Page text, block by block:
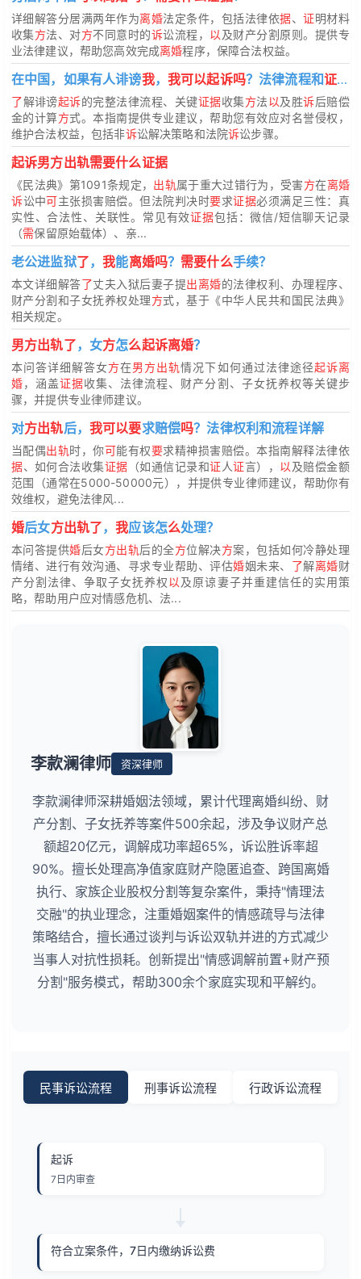
详细解答分居满两年作为离婚法定条件，包括法律依据、证明材料
收集方法、对方不同意时的诉讼流程， 以 及财产分割原则。提供专
业法律建议，帮助您高效完成离婚程序，保障合法权益。
在中国，如果有人诽谤我， 我可以起诉吗？法律流程和证据要
了解诽谤起诉的完整法律流程、关键证据收集方法以及胜诉后赔偿
金的计算方式。本指南提供专业建议，帮助您有效应对名誉侵权，
维护合法权益，包括非诉讼解决策略和法院诉讼步骤。
起诉男方出轨需要什么证据
《民法典》第1091条规定， 出轨属于重大过错行为，受害方在离婚
诉讼中可主张损害赔偿。但法院判决时要求证据必须满足三性：真
实性、合法性、关联性。常见有效证据包括：微信/短信聊天记录
（需保留原始载体）、亲...
老公进监狱了，我能离婚吗？ 需要什么手续？
本文详细解答了丈夫入狱后妻子提出离婚的法律权利、办理程序、
财产分割和子女抚养权处理方式，基于《中华人民共和国民法典》
相关规定。
男方出轨了，女方怎么起诉离婚？
本问答详细解答女方在男方出轨情况下如何通过法律途径起诉离
婚，涵盖证据收集、法律流程、财产分割、子女抚养权等关键步
骤，并提供专业律师建议。
对方出轨后， 我可以要求赔偿吗？法律权利和流程详解
当配偶出轨时，你可能有权要求精神损害赔偿。本指南解释法律依
据、如何合法收集证据 （如通信记录和证人证言）， 以 及赔偿金额
范围（通常在5000-50000元），并提供专业律师建议，帮助你有
效维权，避免法律风...
婚后女方出轨了，我应该怎么处理？
本问答提供婚后女方出轨后的全方位解决方案，包括如何冷静处理
情绪、进行有效沟通、寻求专业帮助、评估婚姻未来、 了解离婚财
产分割法律、争取子女抚养权以 及原谅妻子并重建信任的实用策
略，帮助用户应对情感危机、法...
李款澜律师 资深律师
李款澜律师深耕婚姻法领域，累计代理离婚纠纷、财
产分割、子女抚养等案件500余起，涉及争议财产总
额超20亿元，调解成功率超65%，诉讼胜诉率超
90%。擅长处理高净值家庭财产隐匿追查、跨国离婚
执行、家族企业股权分割等复杂案件，秉持"情理法
交融"的执业理念，注重婚姻案件的情感疏导与法律
策略结合，擅长通过谈判与诉讼双轨并进的方式减少
当事人对抗性损耗。创新提出"情感调解前置+财产预
分割"服务模式，帮助300余个家庭实现和平解约。
民事诉讼流程 刑事诉讼流程 行政诉讼流程
起诉
7日内审查
符合立案条件，7日内缴纳诉讼费